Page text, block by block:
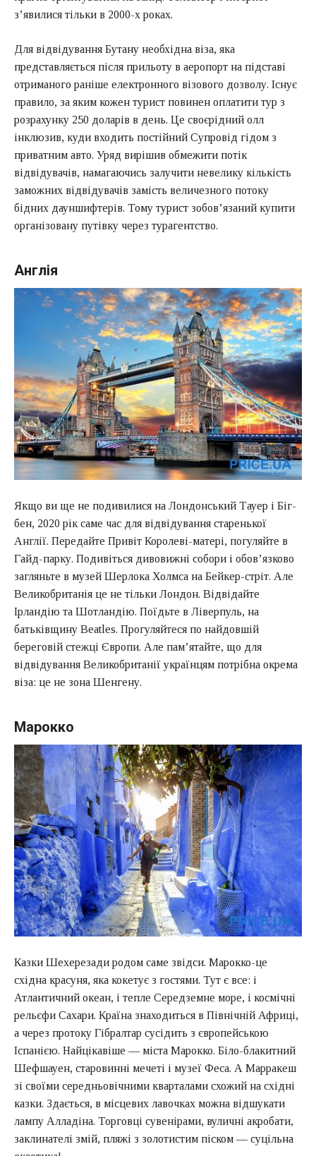
з’явилися тільки в 2000-х роках.
Для відвідування Бутану необхідна віза, яка
представляється після прильоту в аеропорт на підставі
отриманого раніше електронного візового дозволу. Існує
правило, за яким кожен турист повинен оплатити тур з
розрахунку 250 доларів в день. Це своєрідний олл
інклюзив, куди входить постійний Супровід гідом з
приватним авто. Уряд вирішив обмежити потік
відвідувачів, намагаючись залучити невелику кількість
заможних відвідувачів замість величезного потоку
бідних дауншифтерів. Тому турист зобов’язаний купити
організовану путівку через турагентство.
Англія
Якщо ви ще не подивилися на Лондонський Тауер і Біг-
бен, 2020 рік саме час для відвідування старенької
Англії. Передайте Привіт Королеві-матері, погуляйте в
Гайд-парку. Подивіться дивовижні собори і обов’язково
загляньте в музей Шерлока Холмса на Бейкер-стріт. Але
Великобританія це не тільки Лондон. Відвідайте
Ірландію та Шотландію. Поїдьте в Ліверпуль, на
батьківщину Beatles. Прогуляйтеся по найдовшій
береговій стежці Європи. Але пам’ятайте, що для
відвідування Великобританії українцям потрібна окрема
віза: це не зона Шенгену.
Марокко
Казки Шехерезади родом саме звідси. Марокко-це
східна красуня, яка кокетує з гостями. Тут є все: і
Атлантичний океан, і тепле Середземне море, і космічні
рельєфи Сахари. Країна знаходиться в Північній Африці,
а через протоку Гібралтар сусідить з європейською
Іспанією. Найцікавіше — міста Марокко. Біло-блакитний
Шефшауен, старовинні мечеті і музеї Феса. А Марракеш
зі своїми середньовічними кварталами схожий на східні
казки. Здається, в місцевих лавочках можна відшукати
лампу Алладіна. Торговці сувенірами, вуличні акробати,
заклинателі змій, пляжі з золотистим піском — суцільна